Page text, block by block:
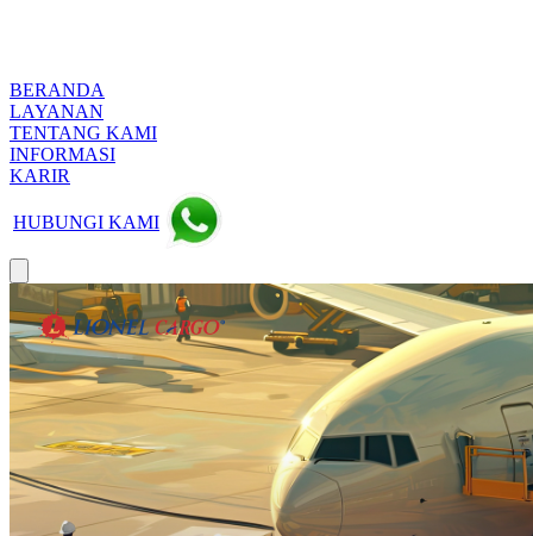
BERANDA
LAYANAN
TENTANG KAMI
INFORMASI
KARIR
HUBUNGI KAMI